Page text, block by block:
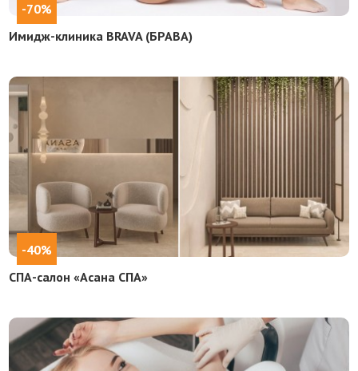
-70%
Имидж-клиника BRAVA (БРАВА)
-40%
СПА-салон «Асана СПА»